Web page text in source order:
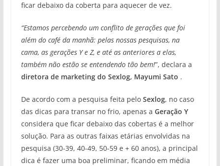
ficar debaixo da coberta para aquecer de vez.
“Estamos percebendo um conflito de gerações que foi
além do café da manhã: pelas nossas pesquisas, na
cama, as gerações Y e Z, e até as anteriores a elas,
também não estão se entendendo tão bem!”, declara a
diretora de marketing do Sexlog, Mayumi Sato .
De acordo com a pesquisa feita peloSexlog, no caso
das dicas para transar no frio, apenas a Geração Y
considera que ficar debaixo das cobertas é a melhor
solução. Para as outras faixas etárias envolvidas na
pesquisa (30-39, 40-49, 50-59 e + 60 anos), a principal
dica é fazer uma boa preliminar, ficando em média